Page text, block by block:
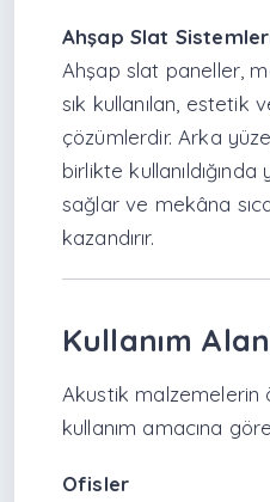
Ahşap Slat
Ahşap slat paneller,
sık kullanılan, estetik
çözümlerdir. Arka
birlikte
sağlar ve mekâna
kazandırır.
Kullanım
Akustik malzemelerin
kullanım amacına
Ofisler